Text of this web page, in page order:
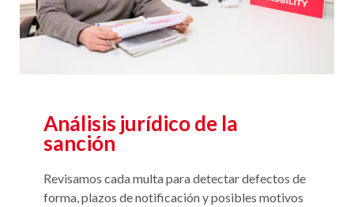
Análisis jurídico de la
Revisamos cada multa para detectar defectos de